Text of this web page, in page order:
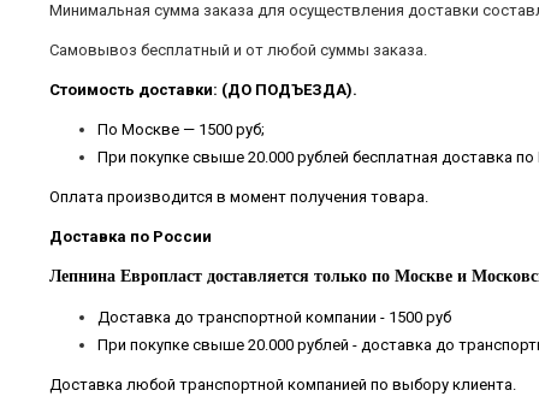
Минимальная сумма заказа для осуществления доставки
Самовывоз бесплатный и от любой суммы заказа.
Стоимость доставки: (ДО ПОДЪЕЗДА).
По Москве — 1500 руб;
При покупке свыше 20.000 рублей бесплатная доставка
Оплата производится в момент получения товара.
Доставка по России
Лепнина Европласт доставляется только по Москве и
Доставка до транспортной компании - 1500 руб
При покупке свыше 20.000 рублей - доставка до
Доставка любой транспортной компанией по выбору клиента.